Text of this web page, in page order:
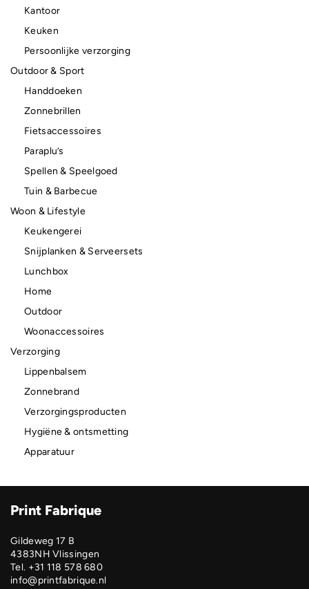
Kantoor
Keuken
Persoonlijke verzorging
Outdoor & Sport
Handdoeken
Zonnebrillen
Fietsaccessoires
Paraplu’s
Spellen & Speelgoed
Tuin & Barbecue
Woon & Lifestyle
Keukengerei
Snijplanken & Serveersets
Lunchbox
Home
Outdoor
Woonaccessoires
Verzorging
Lippenbalsem
Zonnebrand
Verzorgingsproducten
Hygiëne & ontsmetting
Apparatuur
Print Fabrique
Gildeweg 17 B
4383NH Vlissingen
Tel. +31 118 578 680
info@printfabrique.nl